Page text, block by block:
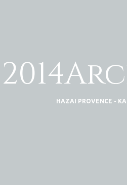
HAZAI PROVENCE -